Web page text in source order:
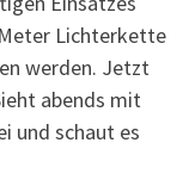
Lichterkette
werden. Jetzt
abends mit
und schaut es